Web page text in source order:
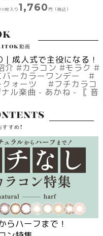
枚入り 1,760 円（税込）
動画
成人式で主役になる！
介 #カラコン #モラク #
ーカラーワンデー
#
ォーツ
#フチカラコ
ル楽曲 - あかね - 〚 音
すすめ!
らハーフまで！